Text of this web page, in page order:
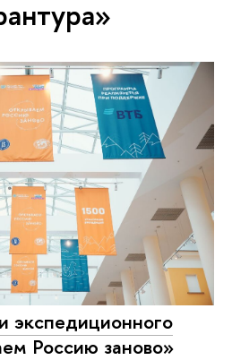
экспедиционного
Россию заново»